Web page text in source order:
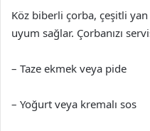
Köz biberli çorba, çeşitli
uyum sağlar. Çorbanızı
– Taze ekmek veya pide
– Yoğurt veya kremalı sos